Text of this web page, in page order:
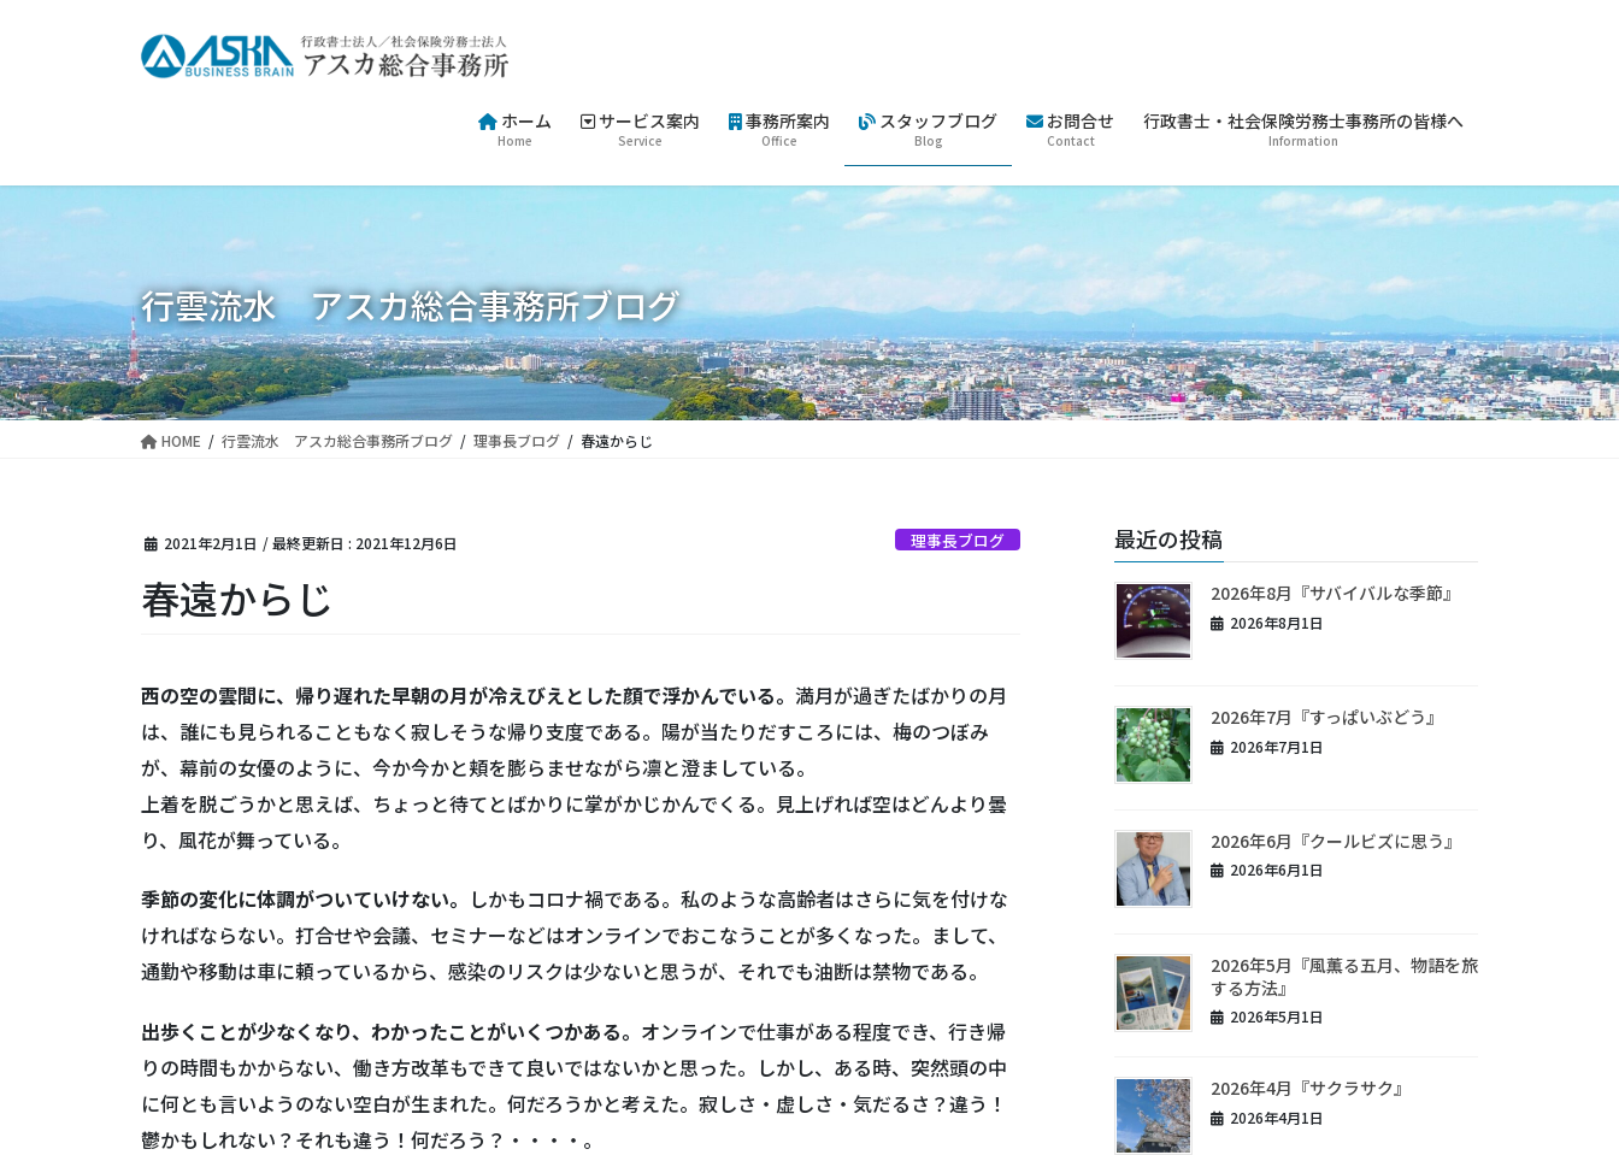
移
ン
ホーム
Home
サービス案内
Service
事務所案内
Office
スタッフブログ
Blog
お問合せ
Contact
行政書士・社会保険労務士事務所の皆様へ
Information
行雲流水 アスカ総合事務所ブログ
HOME 行雲流水 アスカ総合事務所ブログ 理事長ブログ 春遠からじ
2021年2月1日 / 最終更新日 : 2021年12月6日 理事長ブログ
春遠からじ
西の空の雲間に、帰り遅れた早朝の月が冷えびえとした顔で浮かんでいる。 満月が過ぎたばかりの月
は、誰にも見られることもなく寂しそうな帰り支度である。陽が当たりだすころには、梅のつぼみ
が、幕前の女優のように、今か今かと頬を膨らませながら凛と澄ましている。
上着を脱ごうかと思えば、ちょっと待てとばかりに掌がかじかんでくる。見上げれば空はどんより曇
り、風花が舞っている。
季節の変化に体調がついていけない。 しかもコロナ禍である。私のような高齢者はさらに気を付けな
ければならない。打合せや会議、セミナーなどはオンラインでおこなうことが多くなった。まして、
通勤や移動は車に頼っているから、感染のリスクは少ないと思うが、それでも油断は禁物である。
出歩くことが少なくなり、わかったことがいくつかある。 オンラインで仕事がある程度でき、行き帰
りの時間もかからない、働き方改革もできて良いではないかと思った。しかし、ある時、突然頭の中
に何とも言いようのない空白が生まれた。何だろうかと考えた。寂しさ・虚しさ・気だるさ？違う！
鬱かもしれない？それも違う！何だろう？・・・・。
最近の投稿
2026年8月『サバイバルな季節』
2026年8月1日
2026年7月『すっぱいぶどう』
2026年7月1日
2026年6月『クールビズに思う』
2026年6月1日
2026年5月『風薫る五月、物語を旅
する方法』
2026年5月1日
2026年4月『サクラサク』
2026年4月1日